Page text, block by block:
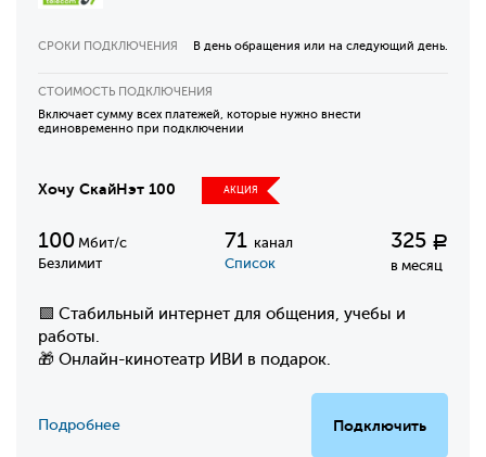
СРОКИ ПОДКЛЮЧЕНИЯ В день обращения или на следующий день.
СТОИМОСТЬ ПОДКЛЮЧЕНИЯ
Включает сумму всех платежей, которые нужно внести
единовременно при подключении
Хочу СкайНэт 100 АКЦИЯ
100 Мбит/с
Безлимит
71 канал
Список
325 Р
в месяц
🟩 Стабильный интернет для общения, учебы и
работы.
🎁 Онлайн-кинотеатр ИВИ в подарок.
Подключить
Подробнее